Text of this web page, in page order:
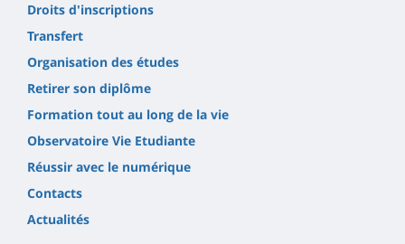
Droits d'inscriptions
Transfert
Organisation des études
Retirer son diplôme
Formation tout au long de la vie
Observatoire Vie Etudiante
Réussir avec le numérique
Contacts
Actualités